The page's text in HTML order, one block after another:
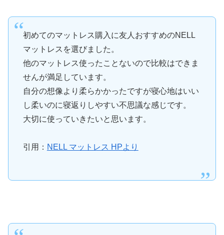
初めてのマットレス購入に友人おすすめのNELL
マットレスを選びました。
他のマットレス使ったことないので比較はできま
せんが満足しています。
自分の想像より柔らかかったですが寝心地はいい
し柔いのに寝返りしやすい不思議な感じです。
大切に使っていきたいと思います。
引用： NELL マットレス HPより